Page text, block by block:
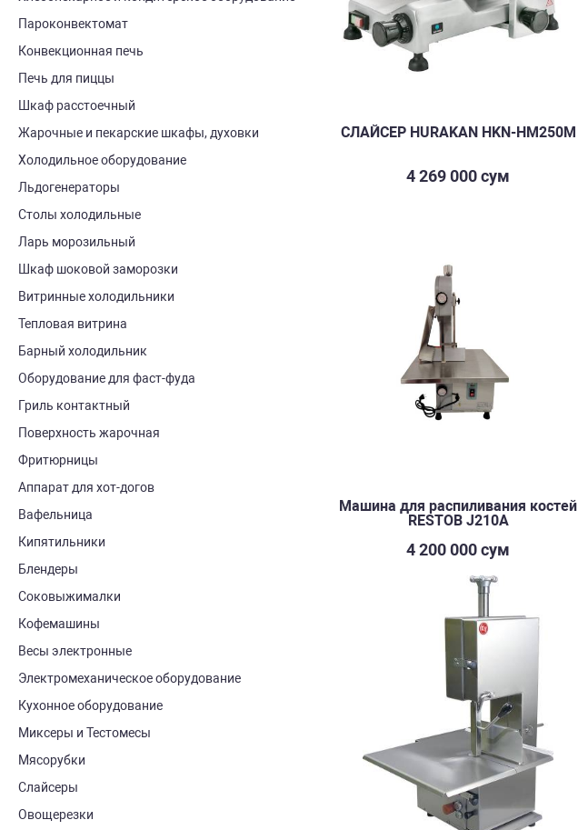
Пароконвектомат
Конвекционная печь
Печь для пиццы
Шкаф расстоечный
Жарочные и пекарские шкафы, духовки
Холодильное оборудование
Льдогенераторы
Столы холодильные
Ларь морозильный
Шкаф шоковой заморозки
Витринные холодильники
Тепловая витрина
Барный холодильник
Оборудование для фаст-фуда
Гриль контактный
Поверхность жарочная
Фритюрницы
Аппарат для хот-догов
Вафельница
Кипятильники
Блендеры
Соковыжималки
Кофемашины
Весы электронные
Электромеханическое оборудование
Кухонное оборудование
Миксеры и Тестомесы
Мясорубки
Слайсеры
Овощерезки
СЛАЙСЕР HURAKAN HKN-HM250M
4 269 000 сум
Машина для распиливания костей
RESTOB J210A
4 200 000 сум